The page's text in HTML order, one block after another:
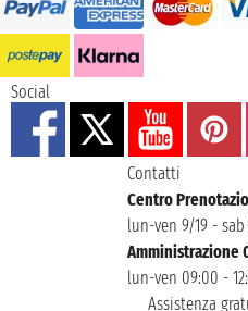
Social
Contatti
Centro
lun-ven 9/19 - sab
Amministrazione
lun-ven 09:00 -
Assistenza